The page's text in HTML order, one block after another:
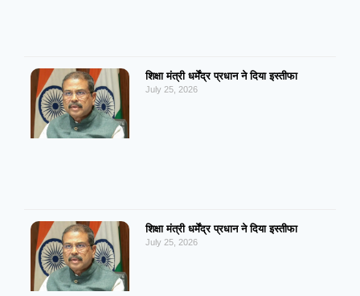
शिक्षा मंत्री धर्मेंद्र प्रधान ने दिया इस्तीफा
July 25, 2026
शिक्षा मंत्री धर्मेंद्र प्रधान ने दिया इस्तीफा
July 25, 2026